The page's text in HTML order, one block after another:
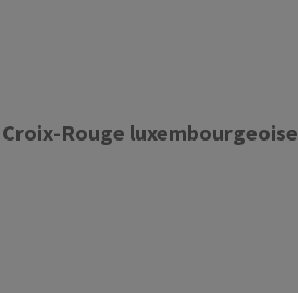
Rouge luxembourgeoise